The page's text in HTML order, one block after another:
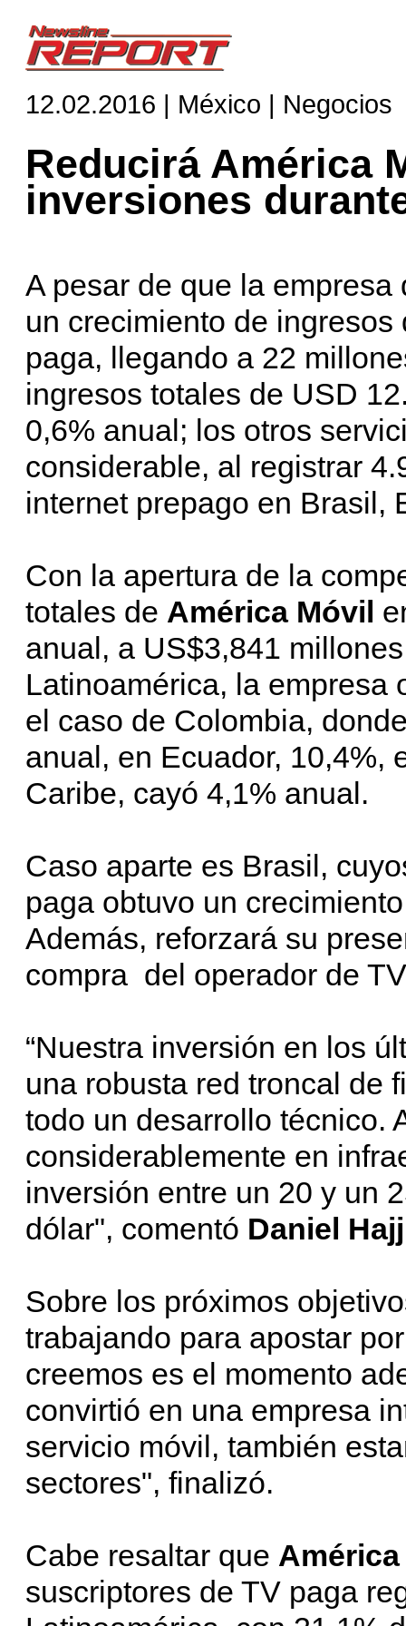
12.02.2016 | México | Negocios
Reducirá América
inversiones
A pesar de que la
un crecimiento de
paga, llegando a 22
ingresos totales de USD
0,6% anual; los otros
considerable, al registrar
internet prepago en Brasil,
Con la apertura de la
totales de América Móvil
anual, a US$3,841
Latinoamérica, la empresa
el caso de Colombia,
anual, en Ecuador, 10,4%,
Caribe, cayó 4,1% anual.
Caso aparte es Brasil,
paga obtuvo un
Además, reforzará su
compra del operador de
“Nuestra inversión en los
una robusta red troncal de
todo un desarrollo técnico.
considerablemente en
inversión entre un 20 y un
dólar", comentó Daniel Hajj
Sobre los próximos
trabajando para apostar
creemos es el momento
convirtió en una empresa
servicio móvil, también
sectores", finalizó.
Cabe resaltar que
suscriptores de TV paga